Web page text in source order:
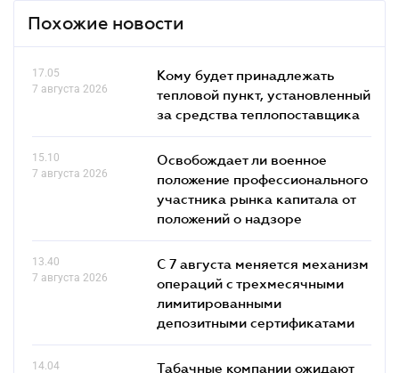
Похожие новости
17.05
7 августа 2026
Кому будет принадлежать
тепловой пункт, установленный
за средства теплопоставщика
15.10
7 августа 2026
Освобождает ли военное
положение профессионального
участника рынка капитала от
положений о надзоре
13.40
7 августа 2026
С 7 августа меняется механизм
операций с трехмесячными
лимитированными
депозитными сертификатами
14.04
Табачные компании ожидают